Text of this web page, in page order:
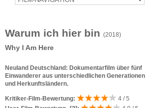
Warum ich hier bin (2018)
Why I Am Here
Neuland Deutschland: Dokumentarfilm über fünf
Einwanderer aus unterschiedlichen Generationen
und Herkunftsländern.
Kritiker-Film-Bewertung:
4 / 5